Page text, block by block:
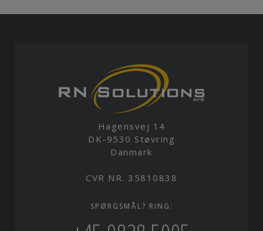
Hagensvej 14
DK-9530 Støvring
Danmark
CVR NR. 35810838
SPØRGSMÅL? RING: